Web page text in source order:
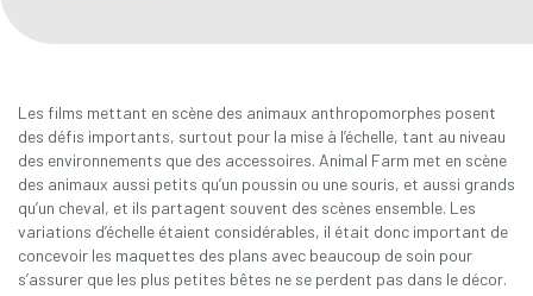
Les films mettant en scène des animaux anthropomorphes posent
des défis importants, surtout pour la mise à l’échelle, tant au niveau
des environnements que des accessoires. Animal Farm met en scène
des animaux aussi petits qu’un poussin ou une souris, et aussi grands
qu’un cheval, et ils partagent souvent des scènes ensemble. Les
variations d’échelle étaient considérables, il était donc important de
concevoir les maquettes des plans avec beaucoup de soin pour
s’assurer que les plus petites bêtes ne se perdent pas dans le décor.